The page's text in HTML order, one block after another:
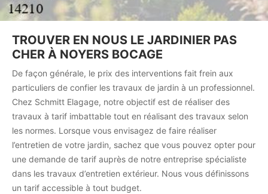
TROUVER EN NOUS LE JARDINIER PAS
CHER À NOYERS BOCAGE
De façon générale, le prix des interventions fait frein aux
particuliers de confier les travaux de jardin à un professionnel.
Chez Schmitt Elagage, notre objectif est de réaliser des
travaux à tarif imbattable tout en réalisant des travaux selon
les normes. Lorsque vous envisagez de faire réaliser
l’entretien de votre jardin, sachez que vous pouvez opter pour
une demande de tarif auprès de notre entreprise spécialiste
dans les travaux d’entretien extérieur. Nous vous définissons
un tarif accessible à tout budget.